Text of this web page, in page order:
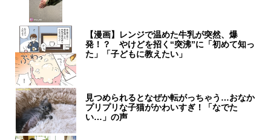
【漫画】レンジで温めた牛乳が突然、爆
発！？ やけどを招く“突沸”に「初めて知っ
た」「子どもに教えたい」
見つめられるとなぜか転がっちゃう…おなか
プリプリな子猫がかわいすぎ！「なでた
い…」の声